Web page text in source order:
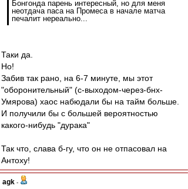
Бонгонда парень интересный, но для меня
неотдача паса на Промеса в начале матча
печалит нереально...
Таки да.
Но!
Забив так рано, на 6-7 минуте, мы этот
"оборонительный" (с-выходом-через-бнх-
Умярова) хаос набюдали бы на тайм больше.
И получили бы с большей вероятностью
какого-нибудь "дурака"
Так что, слава б-гу, что он не отпасовал на
Антоху!
agk -